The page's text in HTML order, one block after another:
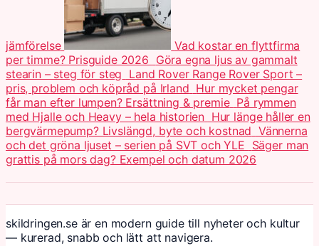
jämförelse
Vad kostar en flyttfirma
per timme? Prisguide 2026 Göra egna ljus av gammalt
stearin – steg för steg Land Rover Range Rover Sport –
pris, problem och köpråd på Irland Hur mycket pengar
får man efter lumpen? Ersättning & premie På rymmen
med Hjalle och Heavy – hela historien Hur länge håller en
bergvärmepump? Livslängd, byte och kostnad Vännerna
och det gröna ljuset – serien på SVT och YLE Säger man
grattis på mors dag? Exempel och datum 2026
skildringen.se är en modern guide till nyheter och kultur
— kurerad, snabb och lätt att navigera.